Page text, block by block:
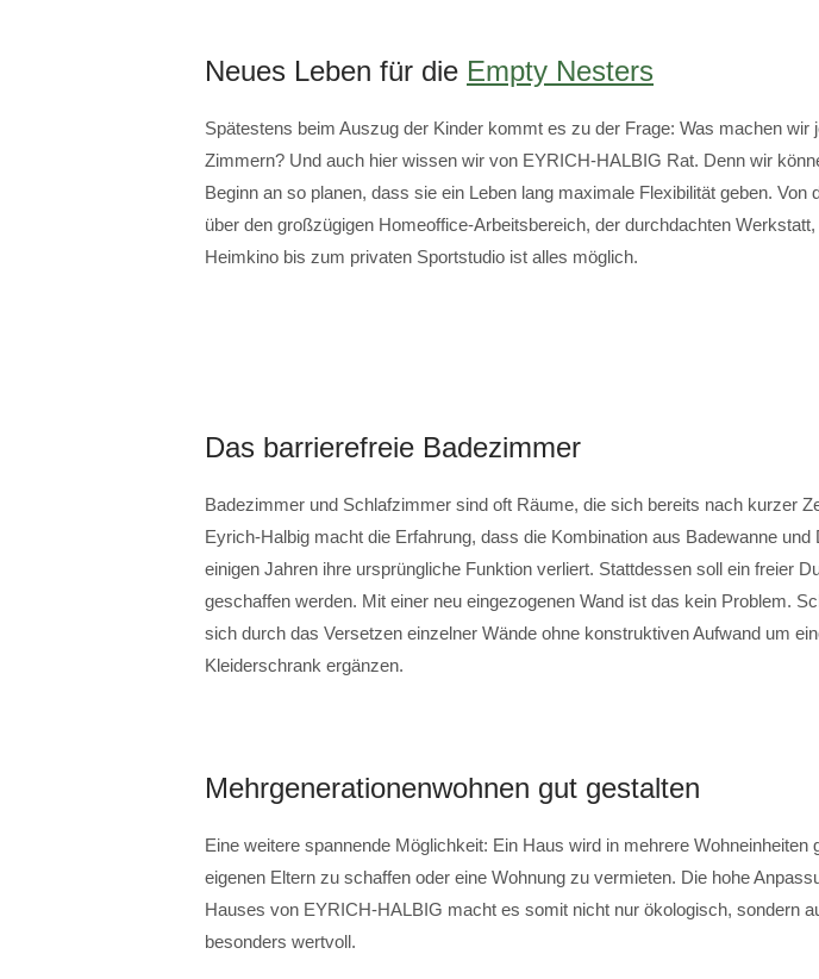
Neues Leben für die Empty Nesters
Spätestens beim Auszug der Kinder kommt es zu der Frage: Was machen wir
Zimmern? Und auch hier wissen wir von EYRICH-HALBIG Rat. Denn wir
Beginn an so planen, dass sie ein Leben lang maximale Flexibilität geben. Von
über den großzügigen Homeoffice-Arbeitsbereich, der durchdachten
Heimkino bis zum privaten Sportstudio ist alles möglich.
Das barrierefreie Badezimmer
Badezimmer und Schlafzimmer sind oft Räume, die sich bereits nach kurzer
Eyrich-Halbig macht die Erfahrung, dass die Kombination aus Badewanne
einigen Jahren ihre ursprüngliche Funktion verliert. Stattdessen soll ein freier
geschaffen werden. Mit einer neu eingezogenen Wand ist das kein Problem.
sich durch das Versetzen einzelner Wände ohne konstruktiven Aufwand um
Kleiderschrank ergänzen.
Mehrgenerationenwohnen gut gestalten
Eine weitere spannende Möglichkeit: Ein Haus wird in mehrere Wohneinheiten
eigenen Eltern zu schaffen oder eine Wohnung zu vermieten. Die hohe
Hauses von EYRICH-HALBIG macht es somit nicht nur ökologisch, sondern
besonders wertvoll.